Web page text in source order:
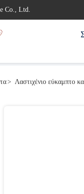
Co., Ltd.
> Λαστιχένιο εύκαμπτο